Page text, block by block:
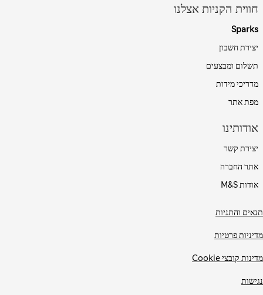
חווית הקניות אצלנו
Sparks
יצירת חשבון
תשלום ומבצעים
מדריכי מידות
מפת אתר
אודותינו
יצירת קשר
אתר החברה
אודות M&S
תנאים והתניות
מדיניות פרטיות
מדינות קובצי Cookie
נגישות